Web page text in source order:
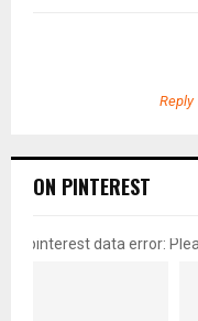
Reply
ON PINTEREST
pinterest data error: